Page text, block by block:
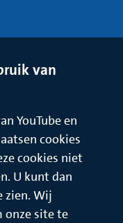
van
YouTube en
cookies
cookies niet
U kunt dan
zien. Wij
onze site te